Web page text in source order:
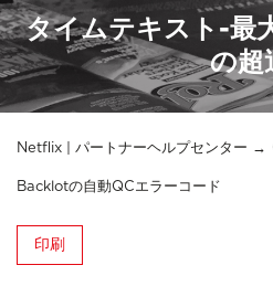
タイムテキスト-最
の超
Netflix | パートナーヘルプセンター
Backlotの自動QCエラーコード
印刷